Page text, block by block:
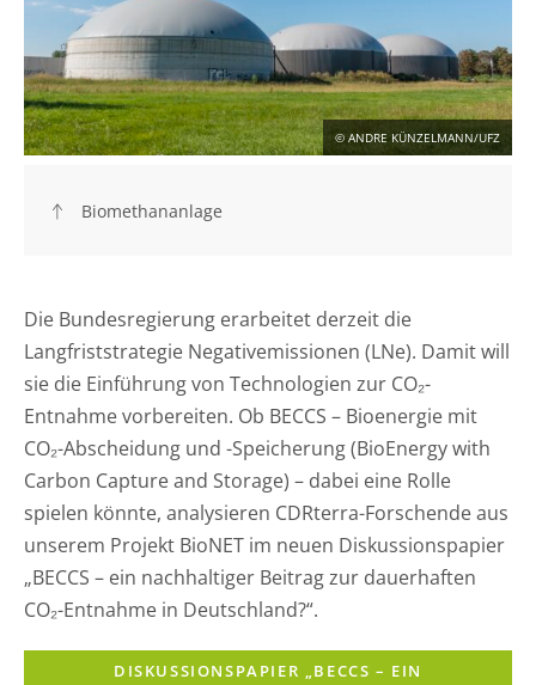
NEWSROOM
KONTAKT
© ANDRE KÜNZELMANN/UFZ
Biomethananlage
Die Bundesregierung erarbeitet derzeit die
Langfriststrategie Negativemissionen (LNe). Damit will
sie die Einführung von Technologien zur CO₂-
Entnahme vorbereiten. Ob BECCS – Bioenergie mit
CO₂-Abscheidung und -Speicherung (BioEnergy with
Carbon Capture and Storage) – dabei eine Rolle
spielen könnte, analysieren CDRterra-Forschende aus
unserem Projekt BioNET im neuen Diskussionspapier
„BECCS – ein nachhaltiger Beitrag zur dauerhaften
CO₂-Entnahme in Deutschland?“.
DISKUSSIONSPAPIER „BECCS – EIN